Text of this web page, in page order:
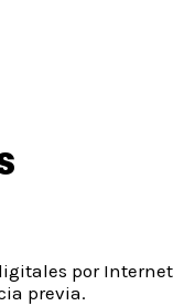
por Internet
previa.